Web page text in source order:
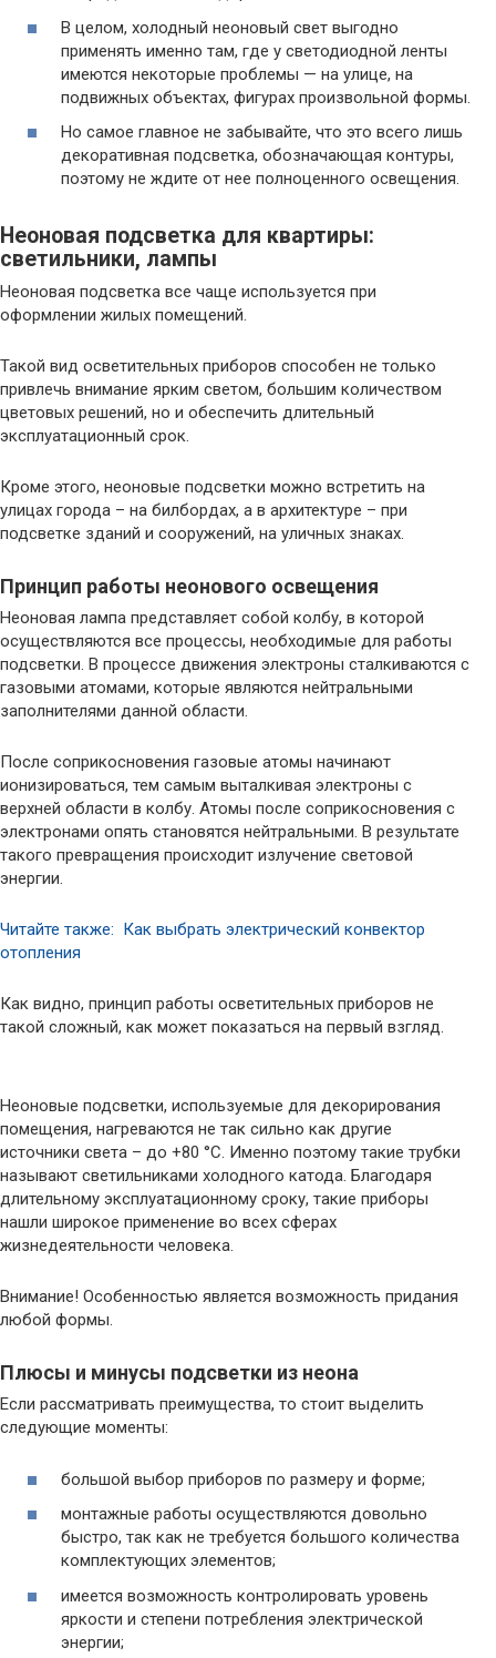
В целом, холодный неоновый свет выгодно
применять именно там, где у светодиодной ленты
имеются некоторые проблемы — на улице, на
подвижных объектах, фигурах произвольной формы.
Но самое главное не забывайте, что это всего лишь
декоративная подсветка, обозначающая контуры,
поэтому не ждите от нее полноценного освещения.
Неоновая подсветка для квартиры:
светильники, лампы
Неоновая подсветка все чаще используется при
оформлении жилых помещений.
Такой вид осветительных приборов способен не только
привлечь внимание ярким светом, большим количеством
цветовых решений, но и обеспечить длительный
эксплуатационный срок.
Кроме этого, неоновые подсветки можно встретить на
улицах города – на билбордах, а в архитектуре – при
подсветке зданий и сооружений, на уличных знаках.
Принцип работы неонового освещения
Неоновая лампа представляет собой колбу, в которой
осуществляются все процессы, необходимые для работы
подсветки. В процессе движения электроны сталкиваются с
газовыми атомами, которые являются нейтральными
заполнителями данной области.
После соприкосновения газовые атомы начинают
ионизироваться, тем самым выталкивая электроны с
верхней области в колбу. Атомы после соприкосновения с
электронами опять становятся нейтральными. В результате
такого превращения происходит излучение световой
энергии.
Читайте также: Как выбрать электрический конвектор
отопления
Как видно, принцип работы осветительных приборов не
такой сложный, как может показаться на первый взгляд.
Неоновые подсветки, используемые для декорирования
помещения, нагреваются не так сильно как другие
источники света – до +80 °С. Именно поэтому такие трубки
называют светильниками холодного катода. Благодаря
длительному эксплуатационному сроку, такие приборы
нашли широкое применение во всех сферах
жизнедеятельности человека.
Внимание! Особенностью является возможность придания
любой формы.
Плюсы и минусы подсветки из неона
Если рассматривать преимущества, то стоит выделить
следующие моменты:
большой выбор приборов по размеру и форме;
монтажные работы осуществляются довольно
быстро, так как не требуется большого количества
комплектующих элементов;
имеется возможность контролировать уровень
яркости и степени потребления электрической
энергии;